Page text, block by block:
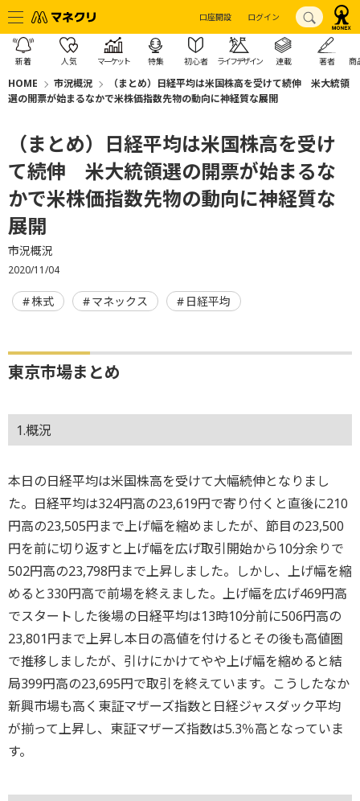
口座開設 ログイン
新着 人気 マーケット 特集 初心者 ライフデザイン 連載 著者 商
HOME 市況概況
（まとめ）日経平均は米国株高を受けて続伸 米大統領
選の開票が始まるなかで米株価指数先物の動向に神経質な展開
（まとめ）日経平均は米国株高を受け
て続伸 米大統領選の開票が始まるな
かで米株価指数先物の動向に神経質な
展開
市況概況
2020/11/04
株式 マネックス 日経平均
東京市場まとめ
1.概況
本日の日経平均は米国株高を受けて大幅続伸となりまし
た。日経平均は324円高の23,619円で寄り付くと直後に210
円高の23,505円まで上げ幅を縮めましたが、節目の23,500
円を前に切り返すと上げ幅を広げ取引開始から10分余りで
502円高の23,798円まで上昇しました。しかし、上げ幅を縮
めると330円高で前場を終えました。上げ幅を広げ469円高
でスタートした後場の日経平均は13時10分前に506円高の
23,801円まで上昇し本日の高値を付けるとその後も高値圏
で推移しましたが、引けにかけてやや上げ幅を縮めると結
局399円高の23,695円で取引を終えています。こうしたなか
新興市場も高く東証マザーズ指数と日経ジャスダック平均
が揃って上昇し、東証マザーズ指数は5.3％高となっていま
す。